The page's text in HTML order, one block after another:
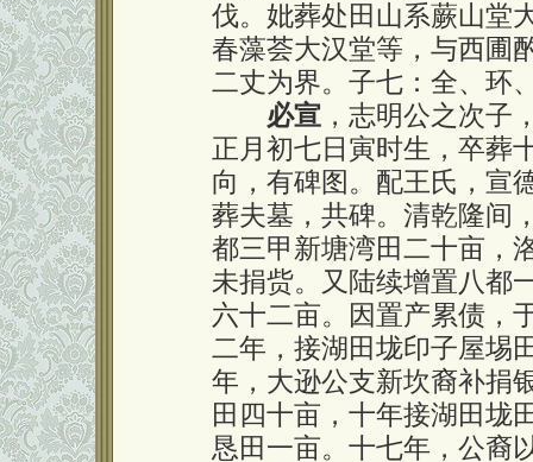
伐。妣葬处田山系蕨山堂
春藻荟大汉堂等，与西圃
二丈为界。子七：全、环
必宣 ，志明公之次子
正月初七日寅时生，卒葬
向，有碑图。配王氏，宣
葬夫墓，共碑。清乾隆间
都三甲新塘湾田二十亩，
未捐赀。又陆续增置八都
六十二亩。因置产累债，
二年，接湖田垅印子屋埸
年，大逊公支新坎裔补捐
田四十亩，十年接湖田垅
恳田一亩。十七年，公裔